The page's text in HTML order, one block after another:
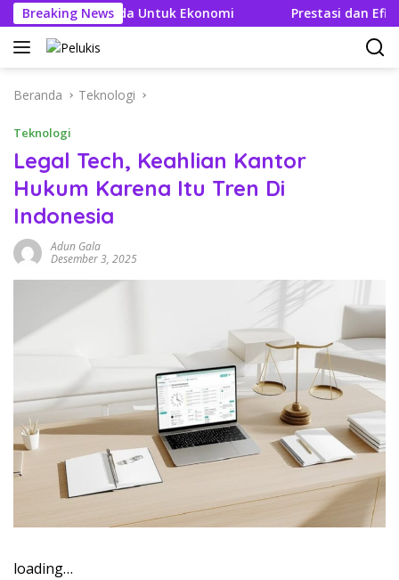
Langsung
ke
konten
Breaking News
Berganda Untuk Ekonomi Prestasi dan Efisien
Beranda Teknologi
Teknologi
Legal Tech, Keahlian Kantor
Hukum Karena Itu Tren Di
Indonesia
Adun Gala
Desember 3, 2025
loading…